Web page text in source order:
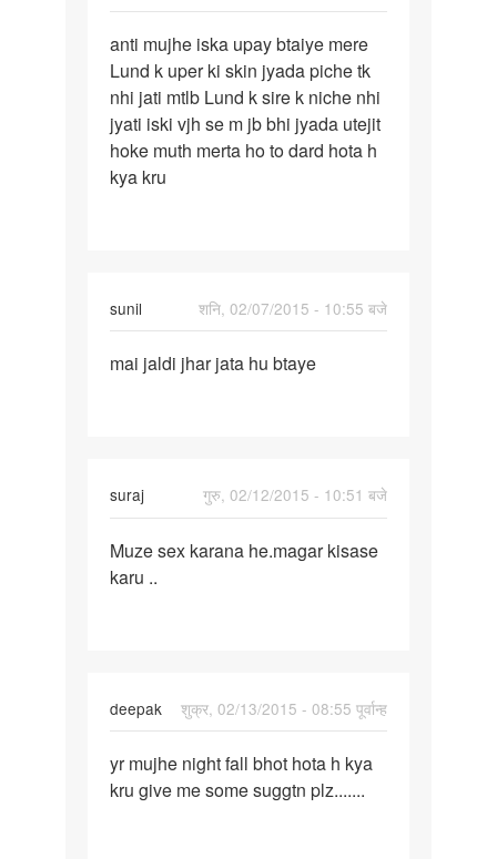
anti
mujhe
iska
upay
btaiye
anti mujhe iska upay btaiye mere
Lund k uper ki skin jyada piche tk
nhi jati mtlb Lund k sire k niche nhi
jyati iski vjh se m jb bhi jyada utejit
hoke muth merta ho to dard hota h
kya kru
sunil
शनि, 02/07/2015 - 10:55 बजे
mai
btaye
mai jaldi jhar jata hu btaye
suraj
गुरु, 02/12/2015 - 10:51 बजे
Muze
sex
Muze sex karana he.magar kisase
karu ..
deepak
शुक्र, 02/13/2015 - 08:55 पूर्वान्ह
yr
mujhe
yr mujhe night fall bhot hota h kya
kru give me some suggtn plz.......